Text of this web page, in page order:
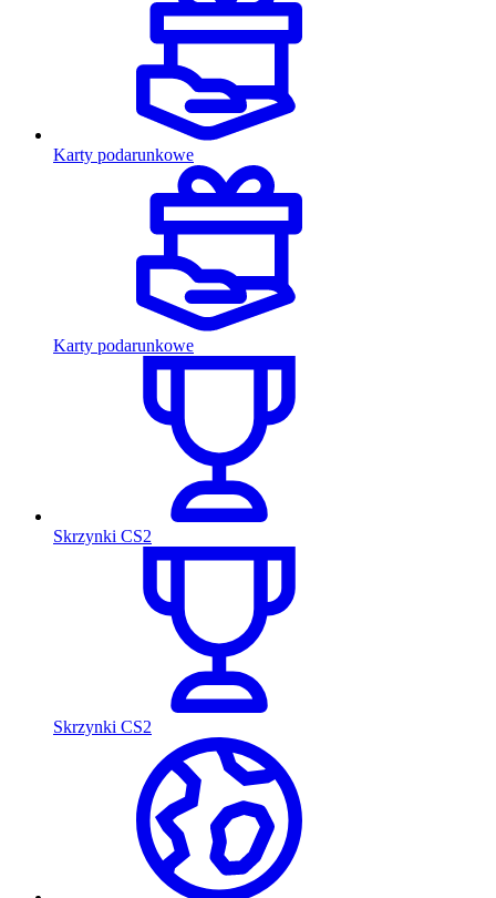
Karty podarunkowe
Karty podarunkowe
Skrzynki CS2
Skrzynki CS2